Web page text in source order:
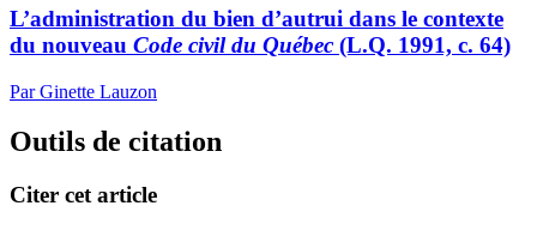
L’administration du bien d’autrui dans le contexte
du nouveau Code civil du Québec (L.Q. 1991, c. 64)
Par Ginette Lauzon
Outils de citation
Citer cet article